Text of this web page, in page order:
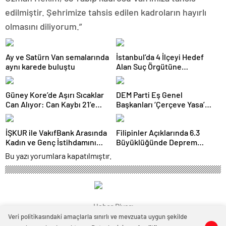
edilmiştir. Şehrimize tahsis edilen kadroların hayırlı
olmasını diliyorum.”
Ay ve Satürn Van semalarında
aynı karede buluştu
İstanbul’da 4 İlçeyi Hedef
Alan Suç Örgütüne
Operasyon: 7 Gözaltı
Güney Kore’de Aşırı Sıcaklar
Can Alıyor: Can Kaybı 21’e
Yükseldi
DEM Parti Eş Genel
Başkanları ‘Çerçeve Yasa’
Teklifini İmzaladı
İŞKUR ile VakıfBank Arasında
Kadın ve Genç İstihdamını
Güçlendirecek Protokol
İmzalandı
Filipinler Açıklarında 6.3
Büyüklüğünde Deprem
Bu yazı yorumlara kapatılmıştır.
Haber Diyarı
Veri politikasındaki amaçlarla sınırlı ve mevzuata uygun şekilde